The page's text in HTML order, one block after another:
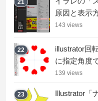
21
原因と表示
143 views
22
illustrator回
に指定角度
139 views
23 Illustrator「